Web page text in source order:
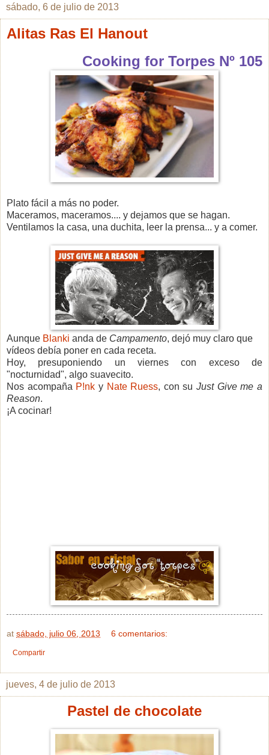
sábado, 6 de julio de 2013
Alitas Ras El Hanout
Cooking for Torpes Nº 105
Plato fácil a más no poder.
Maceramos, maceramos.... y dejamos que se hagan.
Ventilamos la casa, una duchita, leer la prensa... y a comer.
Aunque Blanki anda de Campamento, dejó muy claro que
vídeos debía poner en cada receta.
Hoy, presuponiendo un viernes con exceso de
"nocturnidad", algo suavecito.
Nos acompaña P!nk y Nate Ruess, con suJust Give me a
Reason.
¡A cocinar!
at sábado, julio 06, 2013 6 comentarios:
Compartir
jueves, 4 de julio de 2013
Pastel de chocolate